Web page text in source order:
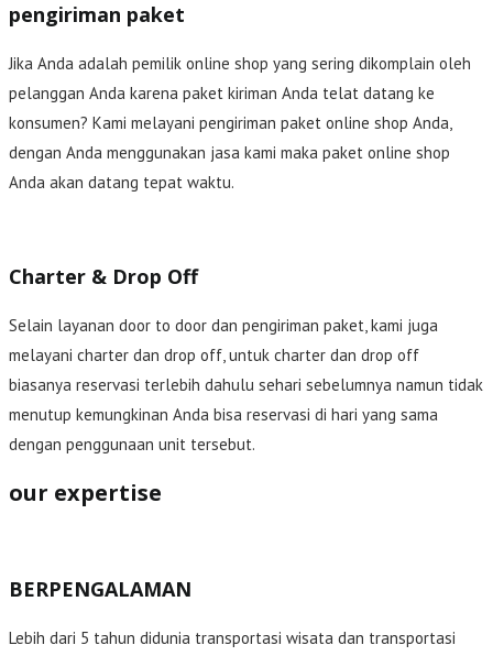
pengiriman paket
Jika Anda adalah pemilik online shop yang sering dikomplain oleh
pelanggan Anda karena paket kiriman Anda telat datang ke
konsumen? Kami melayani pengiriman paket online shop Anda,
dengan Anda menggunakan jasa kami maka paket online shop
Anda akan datang tepat waktu.
Charter & Drop Off
Selain layanan door to door dan pengiriman paket, kami juga
melayani charter dan drop off, untuk charter dan drop off
biasanya reservasi terlebih dahulu sehari sebelumnya namun tidak
menutup kemungkinan Anda bisa reservasi di hari yang sama
dengan penggunaan unit tersebut.
our expertise
BERPENGALAMAN
Lebih dari 5 tahun didunia transportasi wisata dan transportasi